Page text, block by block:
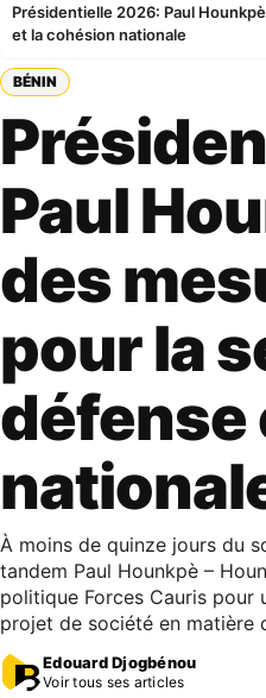
Présidentielle 2026: Paul
et la cohésion nationale
BÉNIN
Paul
des
pour la
défense
À moins de quinze jours du
tandem Paul Hounkpè –
politique Forces Cauris pour
projet de société en matière
Edouard Djogbénou
Voir tous ses articles